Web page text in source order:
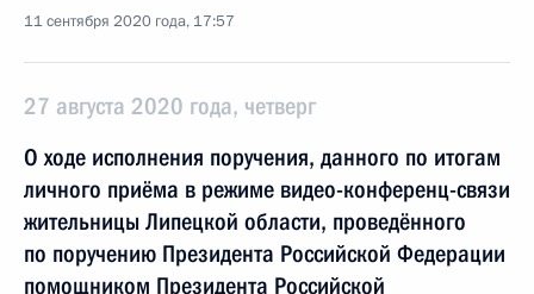
11 сентября 2020 года, 17:57
27 августа 2020 года, четверг
О ходе исполнения поручения, данного по итогам
личного приёма в режиме видео-конференц-связи
жительницы Липецкой области, проведённого
по поручению Президента Российской Федерации
помощником Президента Российской